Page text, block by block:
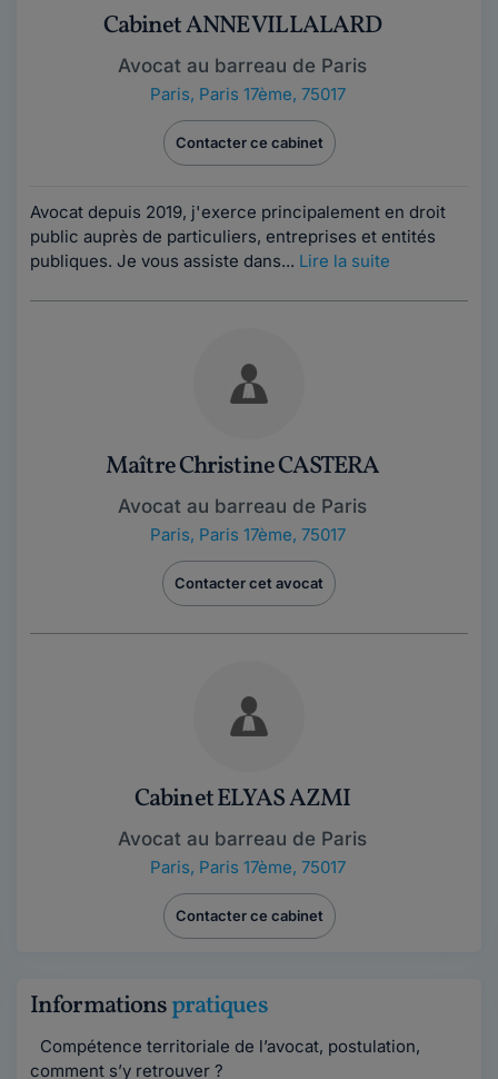
Cabinet ANNE VILLALARD
Avocat au barreau de Paris
Paris, Paris 17ème, 75017
Contacter ce cabinet
Avocat depuis 2019, j'exerce principalement en droit
public auprès de particuliers, entreprises et entités
publiques. Je vous assiste dans... Lire la suite
Maître Christine CASTERA
Avocat au barreau de Paris
Paris, Paris 17ème, 75017
Contacter cet avocat
Cabinet ELYAS AZMI
Avocat au barreau de Paris
Paris, Paris 17ème, 75017
Contacter ce cabinet
Informationspratiques
Compétence territoriale de l’avocat, postulation,
comment s’y retrouver ?